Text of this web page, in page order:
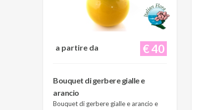
€ 40
a partire da
Bouquet di gerbere gialle e
arancio
Bouquet di gerbere gialle e arancio e